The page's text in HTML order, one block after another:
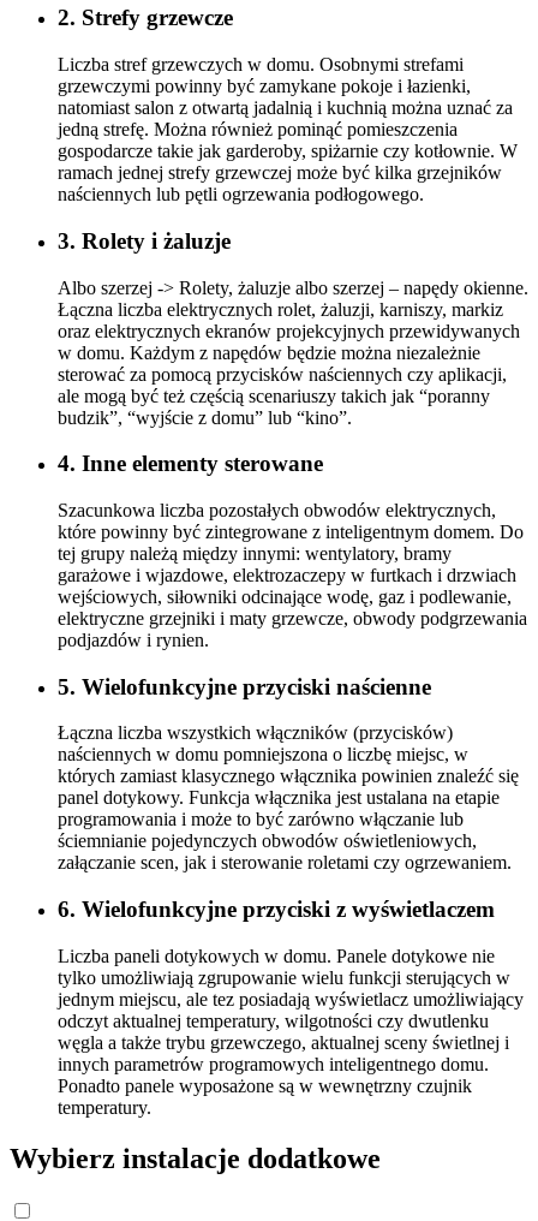
2. Strefy grzewcze
Liczba stref grzewczych w domu. Osobnymi strefami
grzewczymi powinny być zamykane pokoje i łazienki,
natomiast salon z otwartą jadalnią i kuchnią można uznać za
jedną strefę. Można również pominąć pomieszczenia
gospodarcze takie jak garderoby, spiżarnie czy kotłownie. W
ramach jednej strefy grzewczej może być kilka grzejników
naściennych lub pętli ogrzewania podłogowego.
3. Rolety i żaluzje
Albo szerzej -> Rolety, żaluzje albo szerzej – napędy okienne.
Łączna liczba elektrycznych rolet, żaluzji, karniszy, markiz
oraz elektrycznych ekranów projekcyjnych przewidywanych
w domu. Każdym z napędów będzie można niezależnie
sterować za pomocą przycisków naściennych czy aplikacji,
ale mogą być też częścią scenariuszy takich jak “poranny
budzik”, “wyjście z domu” lub “kino”.
4. Inne elementy sterowane
Szacunkowa liczba pozostałych obwodów elektrycznych,
które powinny być zintegrowane z inteligentnym domem. Do
tej grupy należą między innymi: wentylatory, bramy
garażowe i wjazdowe, elektrozaczepy w furtkach i drzwiach
wejściowych, siłowniki odcinające wodę, gaz i podlewanie,
elektryczne grzejniki i maty grzewcze, obwody podgrzewania
podjazdów i rynien.
5. Wielofunkcyjne przyciski naścienne
Łączna liczba wszystkich włączników (przycisków)
naściennych w domu pomniejszona o liczbę miejsc, w
których zamiast klasycznego włącznika powinien znaleźć się
panel dotykowy. Funkcja włącznika jest ustalana na etapie
programowania i może to być zarówno włączanie lub
ściemnianie pojedynczych obwodów oświetleniowych,
załączanie scen, jak i sterowanie roletami czy ogrzewaniem.
6. Wielofunkcyjne przyciski z wyświetlaczem
Liczba paneli dotykowych w domu. Panele dotykowe nie
tylko umożliwiają zgrupowanie wielu funkcji sterujących w
jednym miejscu, ale tez posiadają wyświetlacz umożliwiający
odczyt aktualnej temperatury, wilgotności czy dwutlenku
węgla a także trybu grzewczego, aktualnej sceny świetlnej i
innych parametrów programowych inteligentnego domu.
Ponadto panele wyposażone są w wewnętrzny czujnik
temperatury.
Wybierz instalacje dodatkowe